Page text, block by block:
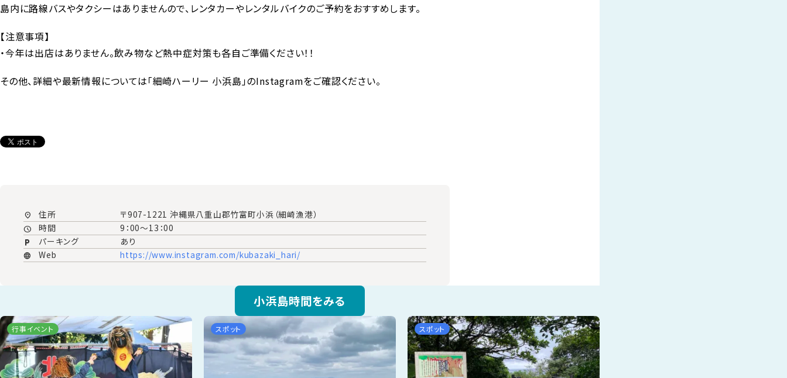
島内に路線バスやタクシーはありませんので、レンタカーやレンタルバイクのご予約をおすすめします。
【注意事項】
・今年は出店はありません。飲み物など熱中症対策も各自ご準備ください！！
その他、詳細や最新情報については「細崎ハーリー 小浜島」のInstagramをご確認ください。
location_on 住所 〒907-1221 沖縄県八重山郡竹富町小浜（細崎漁港）
schedule 時間 9：00～13：00
local_parking パーキング あり
language Web https://www.instagram.com/kubazaki_hari/
小浜島時間をみる
行事イベント スポット スポット